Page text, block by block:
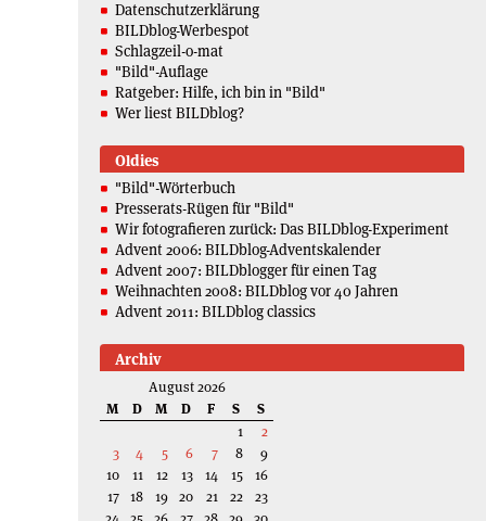
Datenschutzerklärung
BILDblog-Werbespot
Schlagzeil-o-mat
"Bild"-Auflage
Ratgeber: Hilfe, ich bin in "Bild"
Wer liest BILDblog?
Oldies
"Bild"-Wörterbuch
Presserats-Rügen für "Bild"
Wir fotografieren zurück: Das BILDblog-Experiment
Advent 2006: BILDblog-Adventskalender
Advent 2007: BILDblogger für einen Tag
Weihnachten 2008: BILDblog vor 40 Jahren
Advent 2011: BILDblog classics
Archiv
August 2026
M
D M D F S
S
1
2
3
4 5 6 7 8
9
10
11 12 13 14 15
16
17 18 19 20 21 22
23